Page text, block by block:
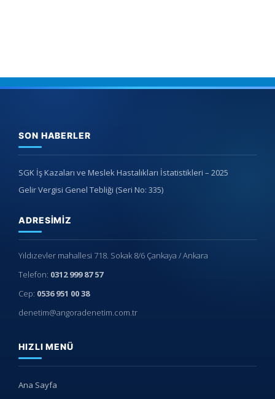
SON HABERLER
SGK İş Kazaları ve Meslek Hastalıkları İstatistikleri – 2025
Gelir Vergisi Genel Tebliği (Seri No: 335)
ADRESIMIZ
Yıldızevler mahallesi 718. Sokak 8/6 Çankaya / Ankara
Telefon: 0312 999 87 57
Cep: 0536 951 00 38
denetim@angoradenetim.com.tr
HIZLI MENÜ
Ana Sayfa